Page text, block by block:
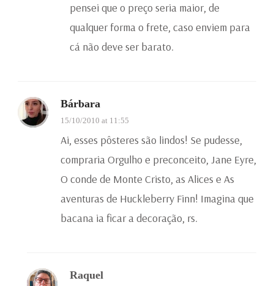
pensei que o preço seria maior, de
qualquer forma o frete, caso enviem para
cá não deve ser barato.
Bárbara
15/10/2010 at 11:55
Ai, esses pôsteres são lindos! Se pudesse,
compraria Orgulho e preconceito, Jane Eyre,
O conde de Monte Cristo, as Alices e As
aventuras de Huckleberry Finn! Imagina que
bacana ia ficar a decoração, rs.
Raquel